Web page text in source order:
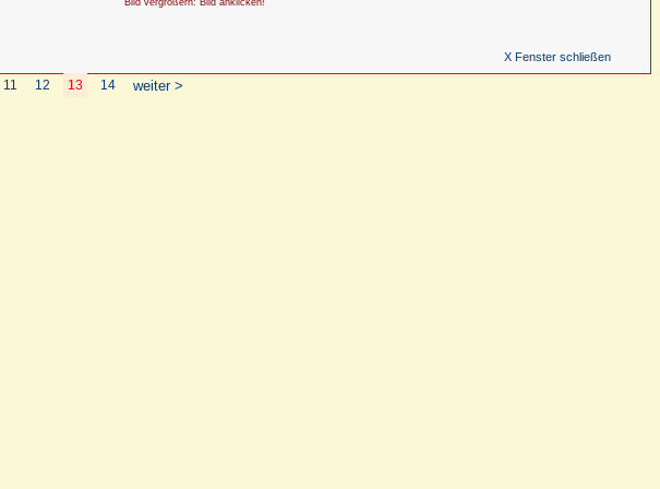
Bild vergrößern: Bild anklicken!
X Fenster schließen
11 12 13 14 weiter >